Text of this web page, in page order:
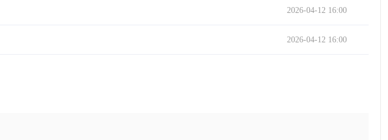
2026-04-12 16:00
2026-04-12 16:00